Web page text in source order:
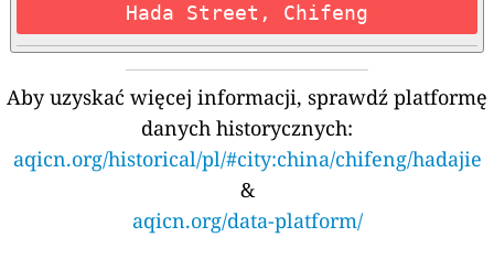
Hada Street, Chifeng
Aby uzyskać więcej informacji, sprawdź platformę
danych historycznych:
aqicn.org/historical/pl/#city:china/chifeng/hadajie
&
aqicn.org/data-platform/